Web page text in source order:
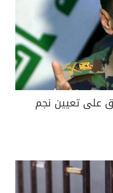
على تعيين نجم